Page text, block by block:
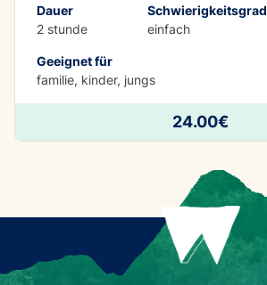
Dauer
2 stunde
Schwierigkeitsgrad
einfach
Geeignet für
familie, kinder, jungs
24.00€